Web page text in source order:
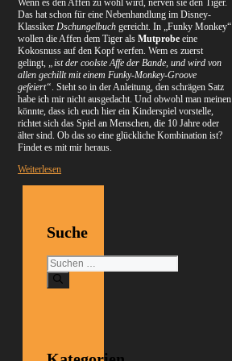
Wenn es den Affen zu wohl wird, nerven sie den Tiger.
Das hat schon für eine Nebenhandlung im Disney-
KlassikerDschungelbuch gereicht. In „Funky Monkey“
wollen die Affen dem Tiger alsMutprobe eine
Kokosnuss auf den Kopf werfen. Wem es zuerst
gelingt, „ist der coolste Affe der Bande, und wird von
allen gechillt mit einem Funky-Monkey-Groove
gefeiert“. Steht so in der Anleitung, den schrägen Satz
habe ich mir nicht ausgedacht. Und obwohl man meinen
könnte, dass ich euch hier ein Kinderspiel vorstelle,
richtet sich das Spiel an Menschen, die 10 Jahre oder
älter sind. Ob das so eine glückliche Kombination ist?
Findet es mit mir heraus.
Weiterlesen
Suche
Suchen
nach: